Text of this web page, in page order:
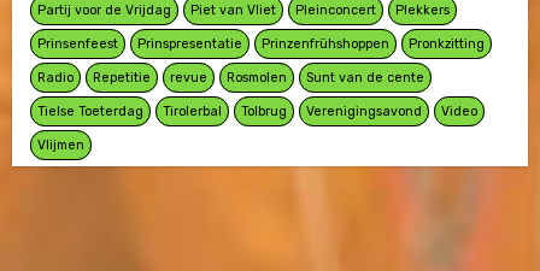
Partij voor de Vrijdag Piet van Vliet Pleinconcert Plekkers
Prinsenfeest Prinspresentatie Prinzenfrühshoppen Pronkzitting
Radio Repetitie revue Rosmolen Sunt van de cente
Tielse Toeterdag Tirolerbal Tolbrug Verenigingsavond Video
Vlijmen